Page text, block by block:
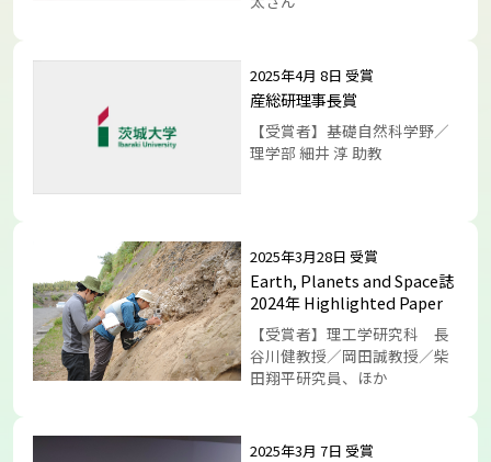
2025年4月 8日 受賞
産総研理事長賞
【受賞者】基礎自然科学野／
理学部 細井 淳 助教
2025年3月28日 受賞
Earth, Planets and Space誌
2024年 Highlighted Paper
【受賞者】理工学研究科 長
谷川健教授／岡田誠教授／柴
田翔平研究員、ほか
2025年3月 7日 受賞